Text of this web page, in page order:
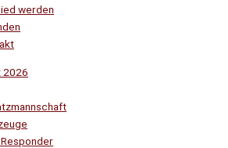
werden
2026